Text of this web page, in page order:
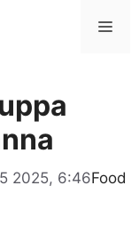
2025, 6:46Food